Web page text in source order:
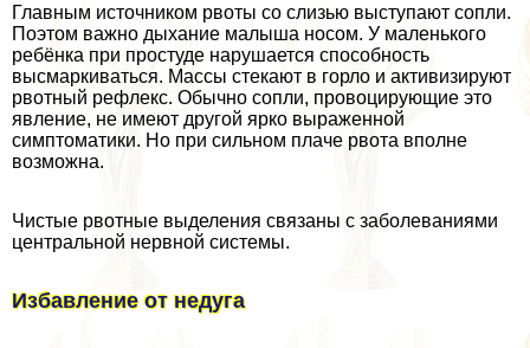
Главным источником рвоты со слизью выступают сопли.
Поэтом важно дыхание малыша носом. У маленького
ребёнка при простуде нарушается способность
высмаркиваться. Массы стекают в горло и активизируют
рвотный рефлекс. Обычно сопли, провоцирующие это
явление, не имеют другой ярко выраженной
симптоматики. Но при сильном плаче рвота вполне
возможна.
Чистые рвотные выделения связаны с заболеваниями
центральной нервной системы.
Избавление от недуга